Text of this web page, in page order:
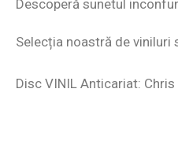
Descoperă sunetul
Selecția noastră de viniluri
Disc VINIL Anticariat: Chris